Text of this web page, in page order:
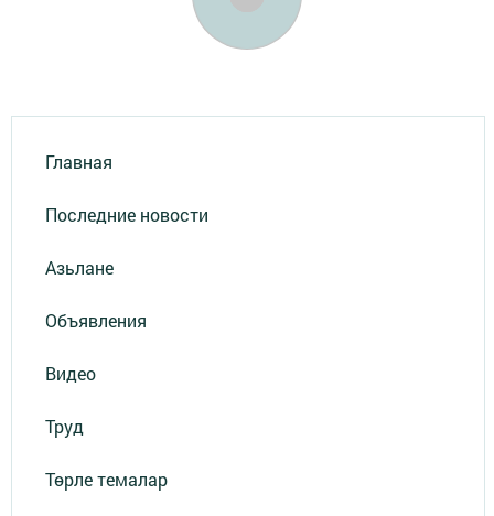
Главная
Последние новости
Азьлане
Объявления
Видео
Труд
Төрле темалар